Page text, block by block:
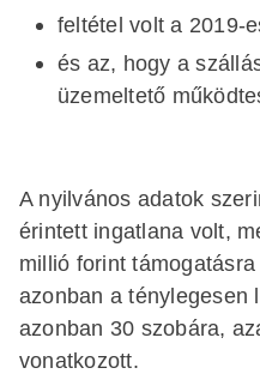
feltétel volt a 2019-
és az, hogy a
üzemeltető
A nyilvános adatok
érintett ingatlana volt,
millió forint
azonban a ténylegesen
azonban 30 szobára,
vonatkozott.